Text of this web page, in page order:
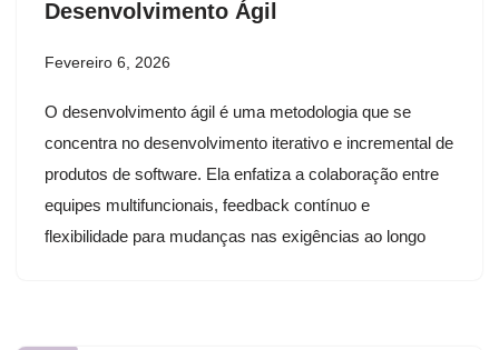
Desenvolvimento Ágil
Fevereiro 6, 2026
O desenvolvimento ágil é uma metodologia que se
concentra no desenvolvimento iterativo e incremental de
produtos de software. Ela enfatiza a colaboração entre
equipes multifuncionais, feedback contínuo e
flexibilidade para mudanças nas exigências ao longo